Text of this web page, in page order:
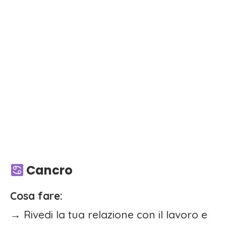
Cancro
Cosa fare:
→ Rivedi la tua relazione con il lavoro e